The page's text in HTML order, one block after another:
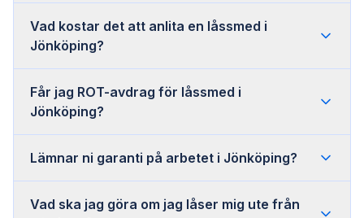
Vad kostar det att anlita en låssmed i
Jönköping?
Får jag ROT-avdrag för låssmed i
Jönköping?
Lämnar ni garanti på arbetet i Jönköping?
Vad ska jag göra om jag låser mig ute från